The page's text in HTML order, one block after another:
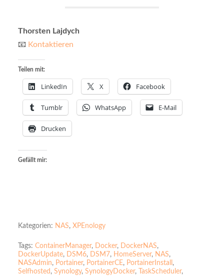
Thorsten Lajdych
📧 Kontaktieren
Teilen mit:
LinkedIn X Facebook
Tumblr WhatsApp E-Mail
Drucken
Gefällt mir:
Kategorien: NAS, XPEnology
Tags: ContainerManager, Docker, DockerNAS,
DockerUpdate, DSM6, DSM7, HomeServer, NAS,
NASAdmin, Portainer, PortainerCE, PortainerInstall ,
Selfhosted , Synology, SynologyDocker, TaskScheduler,